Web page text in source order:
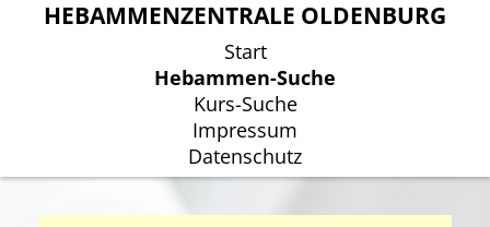
HEBAMMENZENTRALE OLDENBURG
Start
Hebammen-Suche
Kurs-Suche
Impressum
Datenschutz
HEBAMMENZENTRALE OLDENBURG
Start
Hebammen-Suche
Kurs-Suche
Impressum
Datenschutz